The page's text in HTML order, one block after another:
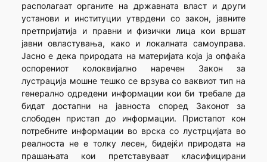
располагаат органите на државната власт и други
установи и институции утврдени со закон, јавните
претпријатија и правни и физички лица кои вршат
јавни овластувања, како и локалната самоуправа.
Јасно е дека природата на материјата која ја опфаќа
оспорениот колоквијално наречен Закон за
лустрација мошне тешко се врзува со ваквиот тип на
генерално одредени информации кои би требале да
бидат достапни на јавноста според Законот за
слободен пристап до информации. Пристапот кон
потребните информации во врска со лустрцијата во
реалноста не е толку лесен, бидејќи природата на
прашањата кои претставуваат класифицирани